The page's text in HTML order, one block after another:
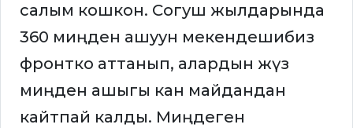
салым кошкон. Согуш жылдарында
360 миңден ашуун мекендешибиз
фронтко аттанып, алардын жүз
миңден ашыгы кан майдандан
кайтпай калды. Миңдеген